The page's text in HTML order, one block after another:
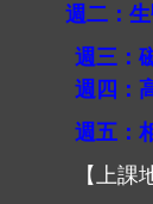
週二：
週三：
週四：
週五 ：
【上課